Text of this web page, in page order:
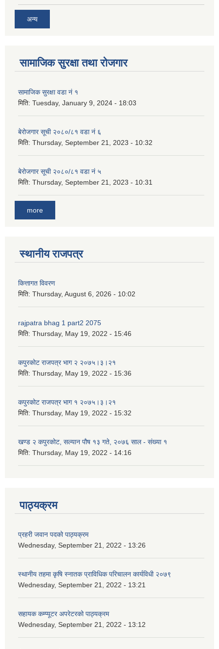
अन्य
सामाजिक सुरक्षा तथा रोजगार
सामाजिक सुरक्षा वडा नं १
मिति: Tuesday, January 9, 2024 - 18:03
बेरोजगार सूची २०८०/८१ वडा नं ६
मिति: Thursday, September 21, 2023 - 10:32
बेरोजगार सूची २०८०/८१ वडा नं ५
मिति: Thursday, September 21, 2023 - 10:31
more
स्थानीय राजपत्र
कित्तागत विवरण
मिति: Thursday, August 6, 2026 - 10:02
rajpatra bhag 1 part2 2075
मिति: Thursday, May 19, 2022 - 15:46
कपुरकोट राजपत्र भाग २ २०७५।३।२१
मिति: Thursday, May 19, 2022 - 15:36
कपुरकोट राजपत्र भाग १ २०७५।३।२१
मिति: Thursday, May 19, 2022 - 15:32
खण्ड २ कपुरकोट, सल्यान पौष १३ गते, २०७६ साल - संख्या १
मिति: Thursday, May 19, 2022 - 14:16
पाठ्यक्रम
प्रहरी जवान पदको पाठ्यक्रम
Wednesday, September 21, 2022 - 13:26
स्थानीय तहमा कृषि स्नातक प्राविधिक परिचालन कार्यविधी २०७९
Wednesday, September 21, 2022 - 13:21
सहायक कम्प्यूटर अपरेटरको पाठ्यक्रम
Wednesday, September 21, 2022 - 13:12